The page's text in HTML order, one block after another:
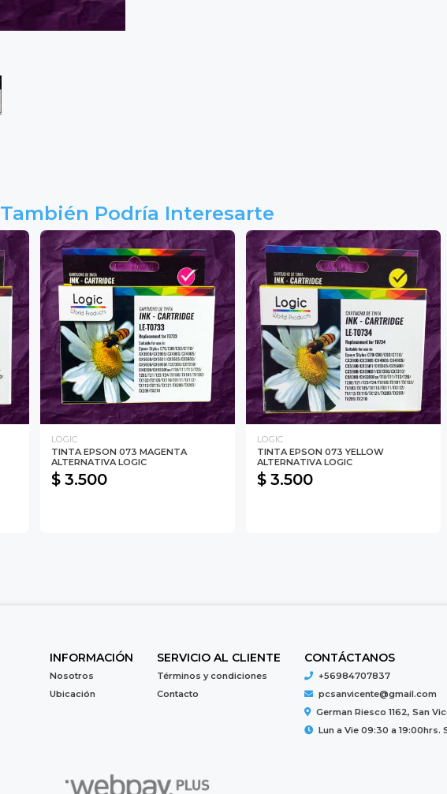
También Podría Interesarte
LOGIC
TINTA EPSON 073 MAGENTA
ALTERNATIVA LOGIC
$ 3.500
LOGIC
TINTA EPSON 073 YELLOW
ALTERNATIVA LOGIC
$ 3.500
INFORMACIÓN
Nosotros
Ubicación
SERVICIO AL CLIENTE
Términos y condiciones
Contacto
CONTÁCTANOS
+56984707837
pcsanvicente@gmail.com
German Riesco 1162, San
Lun a Vie 09:30 a 19:00hrs.